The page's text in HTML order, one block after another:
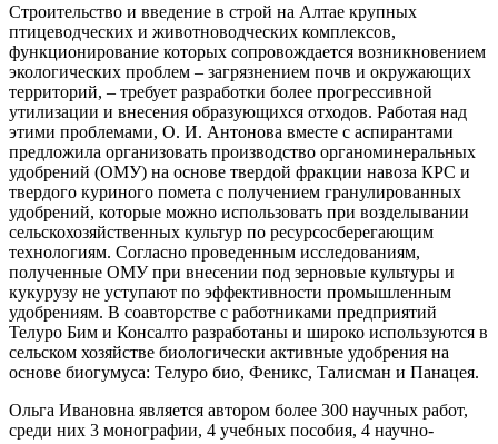
Строительство и введение в строй на Алтае крупных
птицеводческих и животноводческих комплексов,
функционирование которых сопровождается возникновением
экологических проблем – загрязнением почв и окружающих
территорий, – требует разработки более прогрессивной
утилизации и внесения образующихся отходов. Работая над
этими проблемами, О. И. Антонова вместе с аспирантами
предложила организовать производство органоминеральных
удобрений (ОМУ) на основе твердой фракции навоза КРС и
твердого куриного помета с получением гранулированных
удобрений, которые можно использовать при возделывании
сельскохозяйственных культур по ресурсосберегающим
технологиям. Согласно проведенным исследованиям,
полученные ОМУ при внесении под зерновые культуры и
кукурузу не уступают по эффективности промышленным
удобрениям. В соавторстве с работниками предприятий
Телуро Бим и Консалто разработаны и широко используются в
сельском хозяйстве биологически активные удобрения на
основе биогумуса: Телуро био, Феникс, Талисман и Панацея.
Ольга Ивановна является автором более 300 научных работ,
среди них 3 монографии, 4 учебных пособия, 4 научно-